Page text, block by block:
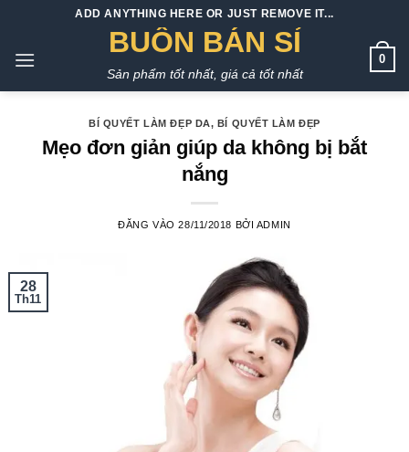
nội
ADD ANYTHING HERE OR JUST REMOVE IT...
BUÔN BÁN SỈ
Sản phẩm tốt nhất, giá cả tốt nhất
0
BÍ QUYẾT LÀM ĐẸP DA, BÍ QUYẾT LÀM ĐẸP
Mẹo đơn giản giúp da không bị bắt
nắng
ĐĂNG VÀO28/11/2018 BỞI ADMIN
28
Th11